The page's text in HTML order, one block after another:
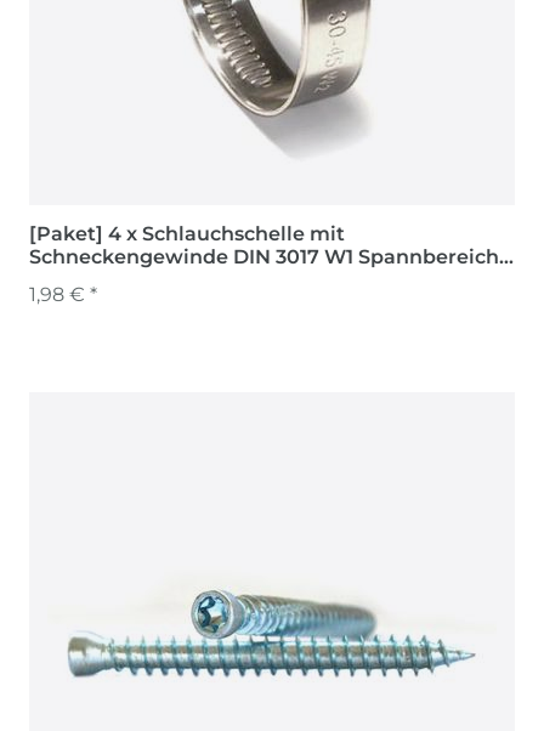
[Paket] 4 x Schlauchschelle mit
Schneckengewinde DIN 3017 W1 Spannbereich
1,98 € *